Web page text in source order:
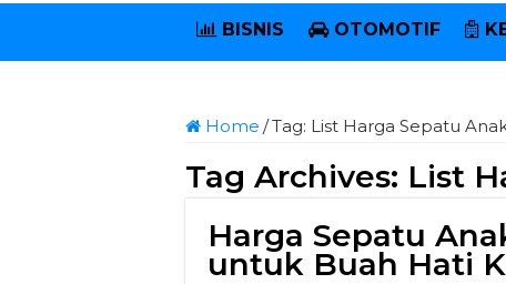
BISNIS OTOMOTIF
Home /Tag: List Harga Sepatu
Tag Archives: List
Harga Sepatu
untuk Buah Hati